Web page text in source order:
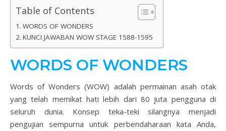
Table of Contents
WORDS OF WONDERS
KUNCI JAWABAN WOW STAGE 1588-1595
WORDS OF WONDERS
Words of Wonders (WOW) adalah permainan asah otak
yang telah memikat hati lebih dari 80 juta pengguna di
seluruh dunia. Konsep teka-teki silangnya menjadi
pengujian sempurna untuk perbendaharaan kata Anda,